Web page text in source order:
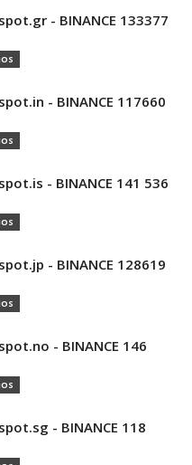
- BINANCE 133377
- BINANCE 117660
- BINANCE 141 536
- BINANCE 128619
- BINANCE 146
- BINANCE 118